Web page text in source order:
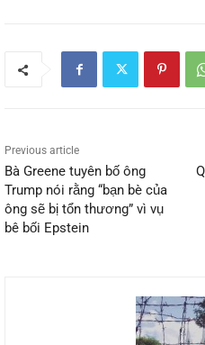
Previous article
Bà Greene tuyên bố ông
Trump nói rằng “bạn bè của
ông sẽ bị tổn thương” vì vụ
bê bối Epstein